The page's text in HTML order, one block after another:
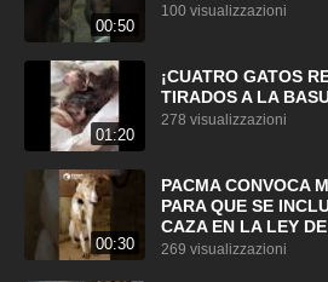
00:50
100 visualizzazioni
01:20
¡CUATRO GATOS
TIRADOS A LA
278 visualizzazioni
00:30
PACMA CONVOCA
PARA QUE SE
CAZA EN LA LEY
269 visualizzazioni